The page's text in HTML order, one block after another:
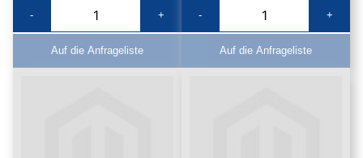
-
+
Auf die Anfrageliste
-
+
Auf die Anfrageliste